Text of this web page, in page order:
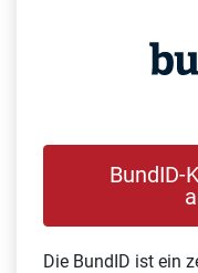
BundID-
Die BundID ist ein